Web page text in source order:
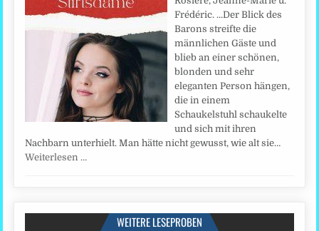
Frédéric. ...Der Blick des
Barons streifte die
männlichen Gäste und
blieb an einer schönen,
blonden und sehr
eleganten Person hängen,
die in einem
Schaukelstuhl schaukelte
und sich mit ihren
Nachbarn unterhielt. Man hätte nicht gewusst, wie alt sie…
Weiterlesen …
WEITERE LESEPROBEN